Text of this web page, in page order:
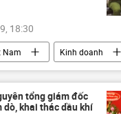
18:30
Nam
Kinh doanh
Lọc hóa dầu Bình Sơn (BSR)
tổng giám đốc
dò, khai thác dầu khí